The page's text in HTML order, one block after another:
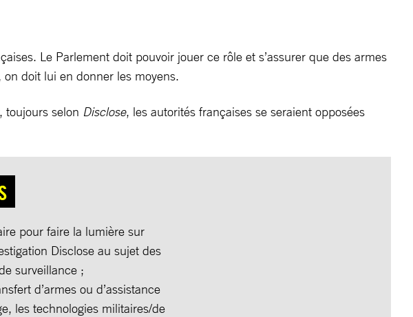
Le Parlement doit pouvoir jouer ce rôle et s’assurer que des armes
doit lui en donner les moyens.
toujours selon Disclose, les autorités françaises se seraient opposées
pour faire la lumière sur
Disclose au sujet des
surveillance ;
d’armes ou d’assistance
les technologies militaires/de